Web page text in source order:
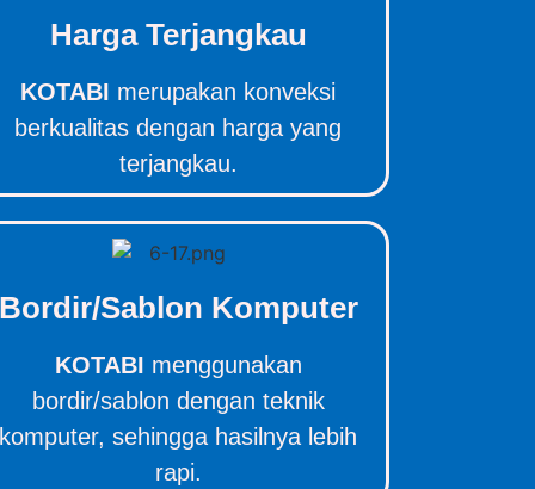
Harga Terjangkau
KOTABI merupakan konveksi
berkualitas dengan harga yang
terjangkau.
Sablon Komputer
KOTABI menggunakan
bordir/sablon dengan teknik
komputer, sehingga hasilnya lebih
rapi.